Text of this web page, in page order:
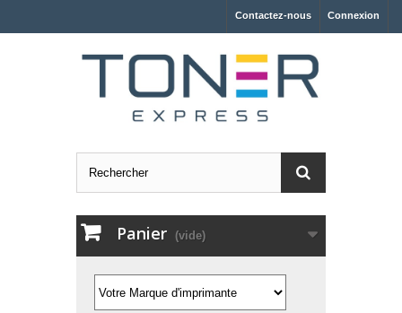
Connexion
Contactez-nous
Panier (vide)